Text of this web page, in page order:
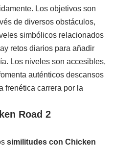
Los objetivos son
de diversos obstáculos,
simbólicos relacionados
retos diarios para añadir
Los niveles son accesibles,
auténticos descansos
frenética carrera por la
Road 2
similitudes con Chicken